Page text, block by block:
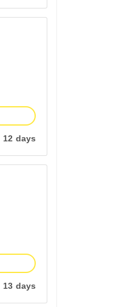
12 days
13 days